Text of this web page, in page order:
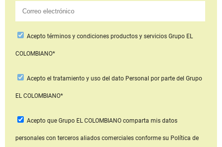
Aceptotérminos y condiciones productos y serviciosGrupo EL
COLOMBIANO*
Acepto el tratamiento y uso del dato Personal por parte del Grupo
EL COLOMBIANO*
Acepto que Grupo EL COLOMBIANOcomparta mis datos
personales con terceros aliados comerciales conforme su Política de